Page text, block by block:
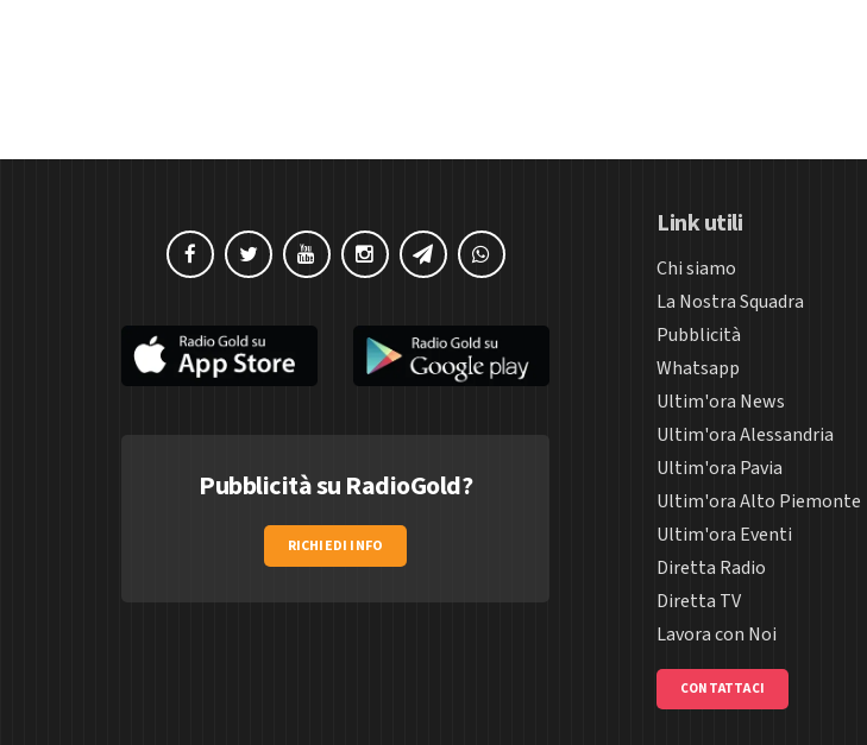
Pubblicità su RadioGold?
RICHIEDI INFO
Link utili
Chi siamo
La Nostra Squadra
Pubblicità
Whatsapp
Ultim'ora News
Ultim'ora Alessandria
Ultim'ora Pavia
Ultim'ora Alto Piemonte
Ultim'ora Eventi
Diretta Radio
Diretta TV
Lavora con Noi
CONTATTACI